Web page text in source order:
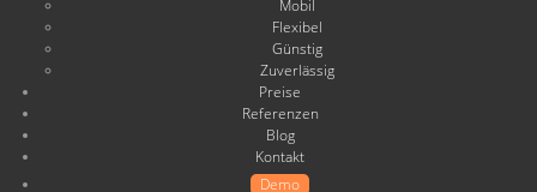
Mobil
Flexibel
Günstig
Zuverlässig
Preise
Referenzen
Blog
Kontakt
Demo